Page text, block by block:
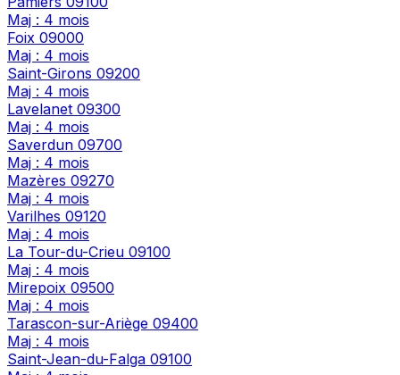
Maj : 4 mois
Foix 09000
Maj : 4 mois
Saint-Girons 09200
Maj : 4 mois
Lavelanet 09300
Maj : 4 mois
Saverdun 09700
Maj : 4 mois
Mazères 09270
Maj : 4 mois
Varilhes 09120
Maj : 4 mois
La Tour-du-Crieu 09100
Maj : 4 mois
Mirepoix 09500
Maj : 4 mois
Tarascon-sur-Ariège 09400
Maj : 4 mois
Saint-Jean-du-Falga 09100